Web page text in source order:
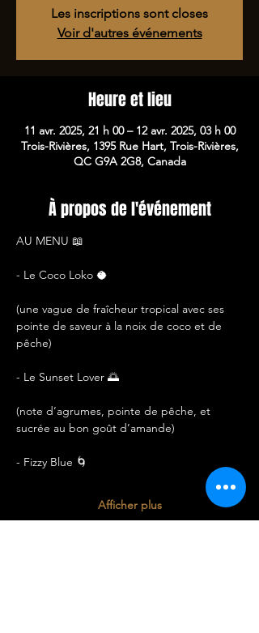
Les inscriptions sont closes
Voir d'autres événements
Heure et lieu
11 avr. 2025, 21 h 00 – 12 avr. 2025, 03 h 00
Trois-Rivières, 1395 Rue Hart, Trois-Rivières,
QC G9A 2G8, Canada
À propos de l'événement
AU MENU 📖
- Le Coco Loko 🥥
(une vague de fraîcheur tropical avec ses
pointe de saveur à la noix de coco et de
pêche)
- Le Sunset Lover 🌅
(note d’agrumes, pointe de pêche, et
sucrée au bon goût d’amande)
- Fizzy Blue 🌀
Afficher plus